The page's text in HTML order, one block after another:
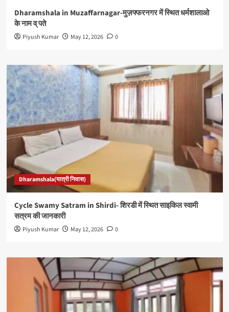
Dharamshala in Muzaffarnagar-मुज़फ्फरनगर में स्थित धर्मशालाओ
के नाम व् पते
Piyush Kumar May 12, 2026 0
Dharamshala(यात्री निवास)
Cycle Swamy Satram in Shirdi- शिरडी में स्थित साइकिल स्वामी
सत्रम की जानकारी
Piyush Kumar May 12, 2026 0